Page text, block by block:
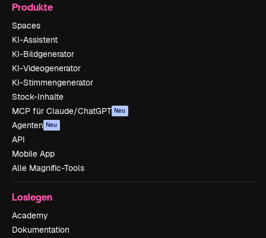
Produkte
Spaces
KI-Assistent
KI-Bildgenerator
KI-Videogenerator
KI-Stimmengenerator
Stock-Inhalte
MCP für Claude/ChatGPT Neu
Agenten Neu
API
Mobile App
Alle Magnific-Tools
Loslegen
Academy
Dokumentation